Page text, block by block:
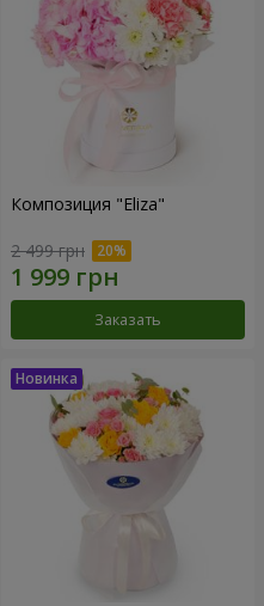
Композиция "Eliza"
2 499 грн
Заказать